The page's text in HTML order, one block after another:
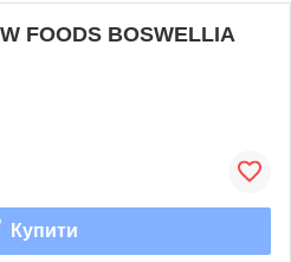
FOODS BOSWELLIA
Купити